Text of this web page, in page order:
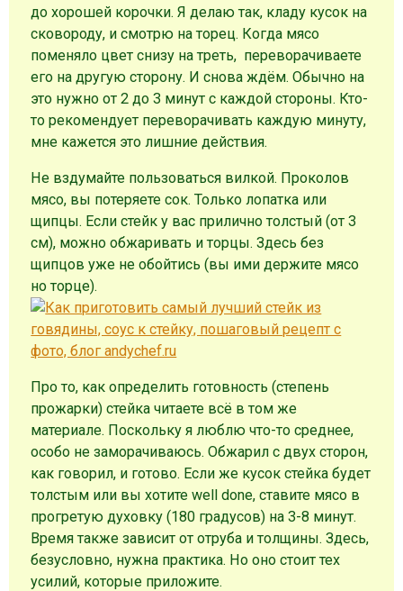
до хорошей корочки. Я делаю так, кладу кусок на
сковороду, и смотрю на торец. Когда мясо
поменяло цвет снизу на треть, переворачиваете
его на другую сторону. И снова ждём. Обычно на
это нужно от 2 до 3 минут с каждой стороны. Кто-
то рекомендует переворачивать каждую минуту,
мне кажется это лишние действия.
Не вздумайте пользоваться вилкой. Проколов
мясо, вы потеряете сок. Только лопатка или
щипцы. Если стейк у вас прилично толстый (от 3
см), можно обжаривать и торцы. Здесь без
щипцов уже не обойтись (вы ими держите мясо
но торце).
Про то, как определить готовность (степень
прожарки) стейка читаете всё в том же
материале. Поскольку я люблю что-то среднее,
особо не заморачиваюсь. Обжарил с двух сторон,
как говорил, и готово. Если же кусок стейка будет
толстым или вы хотите well done, ставите мясо в
прогретую духовку (180 градусов) на 3-8 минут.
Время также зависит от отруба и толщины. Здесь,
безусловно, нужна практика. Но оно стоит тех
усилий, которые приложите.